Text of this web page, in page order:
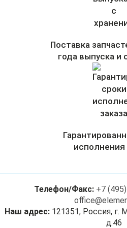
Поставка
года выпуска и
исполнения
Телефон/Факс: +7
Наш адрес: 121351, Россия, г.
д.46